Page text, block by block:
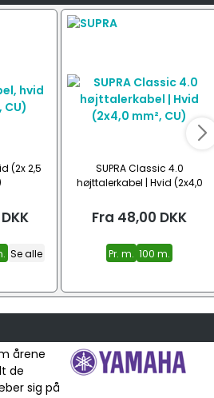
(2x 2,5
DKK
Se alle
SUPRA Classic 4.0
højttalerkabel | Hvid (2x4,0
Fra 48,00 DKK
Pr. m. 100 m.
årene
de
sig på